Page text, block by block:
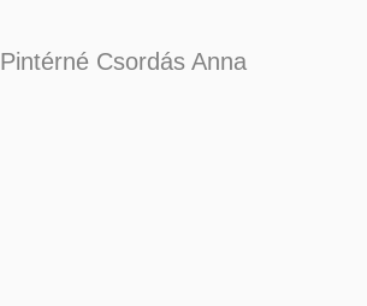
Pintérné Csordás Anna